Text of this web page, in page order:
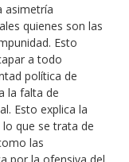
asimetría
quienes son las
Esto
a todo
política de
la falta de
Esto explica la
que se trata de
las
por la ofensiva del